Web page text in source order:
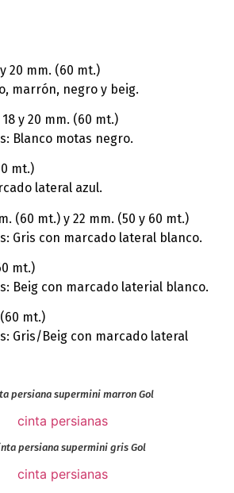
20 mm. (60 mt.)
marrón, negro y beig.
y 20 mm. (60 mt.)
motas negro.
mt.)
lateral azul.
(60 mt.) y 22 mm. (50 y 60 mt.)
marcado lateral blanco.
mt.)
marcado laterial blanco.
(60 mt.)
con marcado lateral
persiana supermini marron Gol
persiana supermini gris Gol